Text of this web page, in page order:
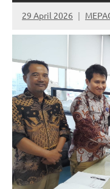
29 April 2026
No
comments